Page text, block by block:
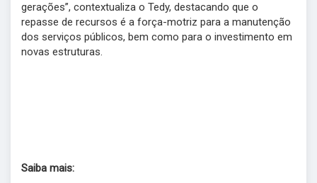
gerações”, contextualiza o Tedy, destacando que o
repasse de recursos é a força-motriz para a manutenção
dos serviços públicos, bem como para o investimento em
novas estruturas.
Saiba mais: